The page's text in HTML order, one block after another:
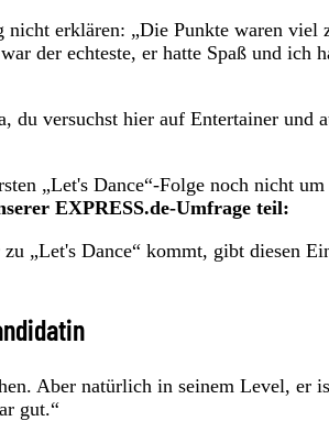
erklären: „Die Punkte waren viel
der echteste, er hatte Spaß und ich
du versuchst hier auf Entertainer und
„Let's Dance“-Folge noch nicht
EXPRESS.de-Umfrage teil:
„Let's Dance“ kommt, gibt diesen
Aber natürlich in seinem Level, er
gut.“